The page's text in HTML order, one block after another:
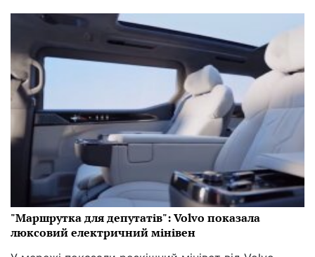
"Маршрутка для депутатів": Volvo показала
люксовий електричний мінівен